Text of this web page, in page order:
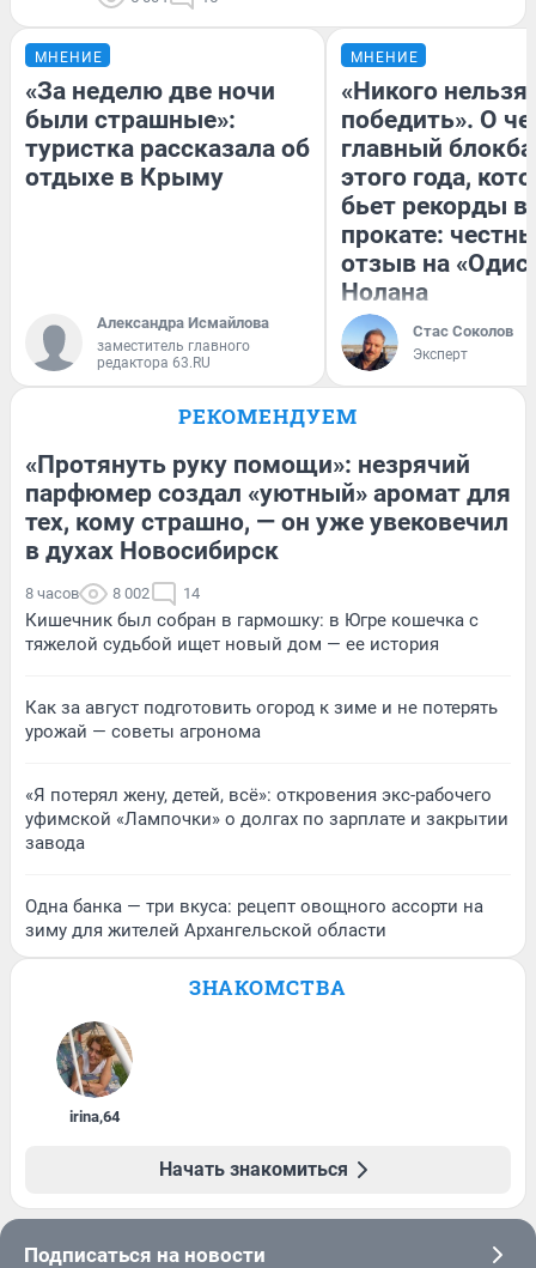
МНЕНИЕ
«За неделю две ночи
были страшные»:
туристка рассказала об
отдыхе в Крыму
Александра Исмайлова
заместитель главного
редактора 63.RU
МНЕНИЕ
«Никого нельзя
победить». О
главный
этого года,
бьет рекорды в
прокате:
отзыв на
Нолана
Стас Соколов
Эксперт
РЕКОМЕНДУЕМ
«Протянуть руку помощи»: незрячий
парфюмер создал «уютный» аромат для
тех, кому страшно, — он уже увековечил
в духах Новосибирск
8 часов 8 002 14
Кишечник был собран в гармошку: в Югре кошечка с
тяжелой судьбой ищет новый дом — ее история
Как за август подготовить огород к зиме и не потерять
урожай — советы агронома
«Я потерял жену, детей, всё»: откровения экс-рабочего
уфимской «Лампочки» о долгах по зарплате и закрытии
завода
Одна банка — три вкуса: рецепт овощного ассорти на
зиму для жителей Архангельской области
ЗНАКОМСТВА
irina,64
Начать знакомиться
Подписаться на новости